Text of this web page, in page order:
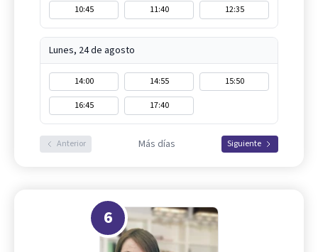
10:45
11:40 12:35
Lunes, 24 de agosto
14:00 14:55
15:50
16:45
17:40
Anterior Más días Siguiente
6